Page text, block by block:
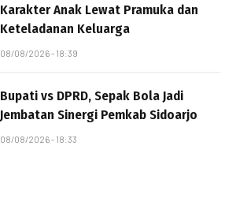
Karakter Anak Lewat Pramuka dan
Keteladanan Keluarga
08/08/2026 - 18:39
Bupati vs DPRD, Sepak Bola Jadi
Jembatan Sinergi Pemkab Sidoarjo
08/08/2026 - 18:33